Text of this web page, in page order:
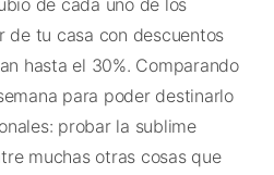
de cada uno de los
de tu casa con descuentos
hasta el 30%. Comparando
para poder destinarlo
probar la sublime
muchas otras cosas que